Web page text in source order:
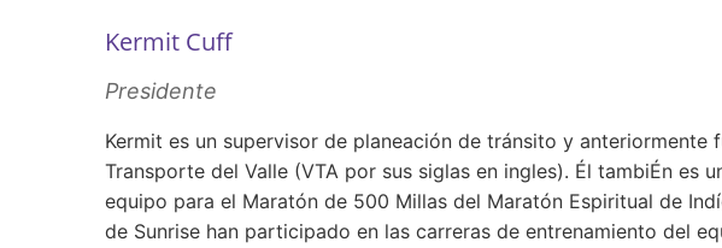
Kermit Cuff
Presidente
Kermit es un supervisor de planeación de tránsito y
Transporte del Valle (VTA por sus siglas en ingles). Él tambiÉn es
equipo para el Maratón de 500 Millas del Maratón Espiritual de
de Sunrise han participado en las carreras de entrenamiento del